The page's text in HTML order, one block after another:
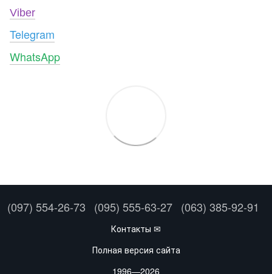
Viber
Telegram
WhatsApp
(097) 554-26-73 (095) 555-63-27 (063) 385-92-91
Контакты ✉
Полная версия сайта
1996—2026